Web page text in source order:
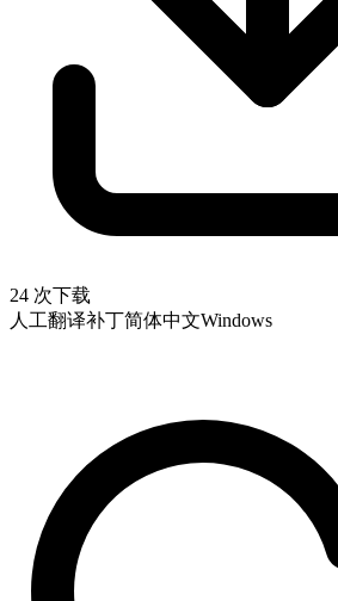
24 次下载
人工翻译补丁简体中文Windows